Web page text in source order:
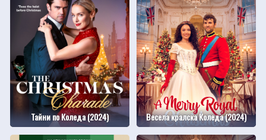
Тайни по Коледа (2024) Весела кралска Коледа (2024)